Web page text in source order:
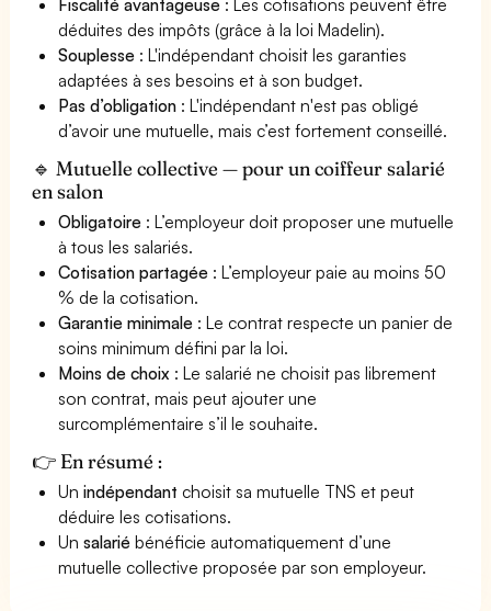
déduites des impôts (grâce à la loi Madelin).
Souplesse : L'indépendant choisit les garanties
adaptées à ses besoins et à son budget.
Pas d’obligation : L'indépendant n'est pas obligé
d’avoir une mutuelle, mais c’est fortement conseillé.
🔹 Mutuelle collective — pour un coiffeur salarié
en salon
Obligatoire : L’employeur doit proposer une mutuelle
à tous les salariés.
Cotisation partagée : L’employeur paie au moins 50
% de la cotisation.
Garantie minimale : Le contrat respecte un panier de
soins minimum défini par la loi.
Moins de choix : Le salarié ne choisit pas librement
son contrat, mais peut ajouter une
surcomplémentaire s’il le souhaite.
👉 En résumé :
Unindépendant choisit sa mutuelle TNS et peut
déduire les cotisations.
Unsalarié bénéficie automatiquement d’une
mutuelle collective proposée par son employeur.